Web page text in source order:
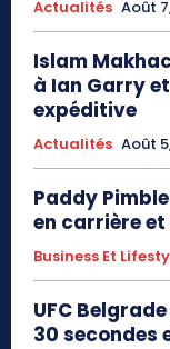
Actualités Août
Islam
à Ian Garry
expéditive
Actualités Août
Paddy
en carrière
Business Et
UFC
30 secondes